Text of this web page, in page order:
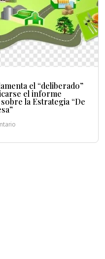
el “deliberado”
el informe
la Estrategia “De